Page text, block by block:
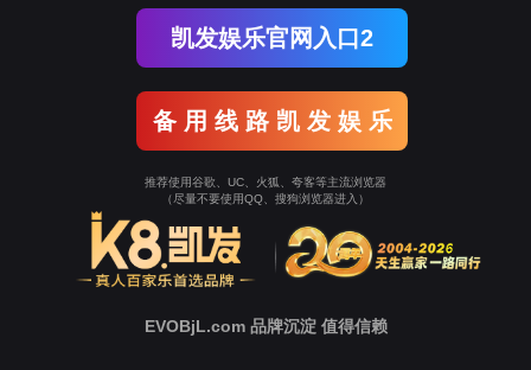
页面自动跳转等待时间：3秒
返回Ezpay 立即跳转